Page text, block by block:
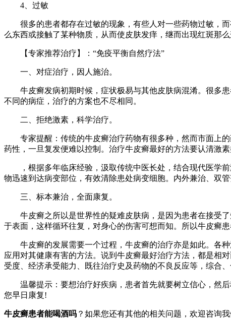
4、过敏
很多的患者都存在过敏的现象，有些人对一些药物过敏，而
么东西或接触了某种物质，从而使皮肤发痒，继而出现红斑那么
【专家推荐治疗】：“免疫平衡自然疗法”
一、对症治疗，因人施治。
牛皮癣发病初期时候，症状极易与其他皮肤病混淆。很多患
不同的病症，治疗的方案也不尽相同。
二、拒绝激素，科学治疗。
专家提醒：传统的牛皮癣治疗药物有很多种，然而市面上的
药性，一旦复发便难以控制。治疗牛皮癣最好的方法要认清激
，根据多年临床经验，汲取传统中医长处，结合现代医学前
物迅速到达病变部位，有效清除患处病变细胞。内外兼治、双
三、标本兼治，全面康复。
牛皮癣之所以是世界性的疑难皮肤病，是因为患者在接受了
于表面，这样循环往复，对身心的伤害可想而知。所以牛皮癣
牛皮癣的发展需要一个过程，牛皮癣的治疗亦是如此。各种
应用对其健康有害的方法。说到牛皮癣最好治疗方法，都是相
受度、经济承受能力、既往治疗史及药物的不良反应等，综合、
温馨提示：要想治疗好疾病，患者首先就要树立信心，然后
您早日康复!
牛皮癣患者能喝酒吗 ？如果您还有其他的相关问题，欢迎咨询